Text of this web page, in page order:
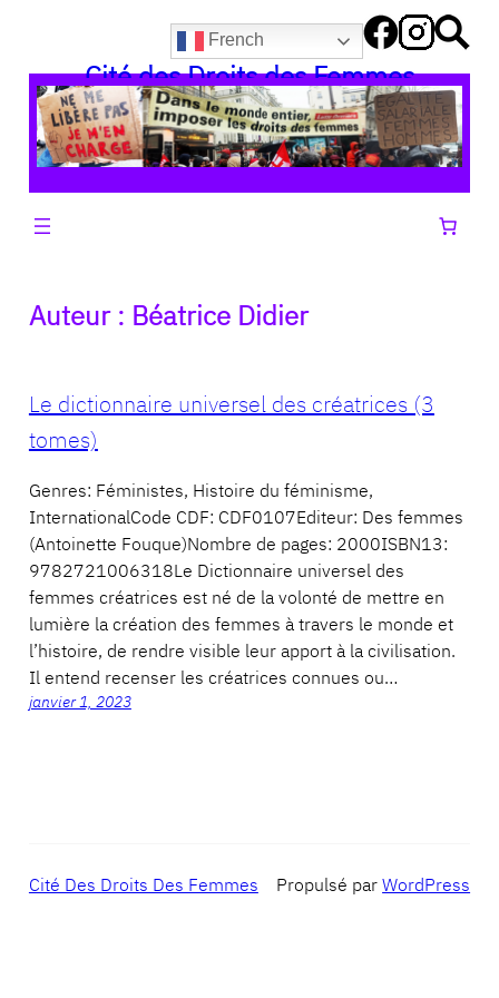
contenu
French
Cité des Droits des Femmes
Auteur : Béatrice Didier
Le dictionnaire universel des créatrices (3
tomes)
Genres: Féministes, Histoire du féminisme,
InternationalCode CDF: CDF0107Editeur: Des femmes
(Antoinette Fouque)Nombre de pages: 2000ISBN13:
9782721006318Le Dictionnaire universel des
femmes créatrices est né de la volonté de mettre en
lumière la création des femmes à travers le monde et
l’histoire, de rendre visible leur apport à la civilisation.
Il entend recenser les créatrices connues ou…
janvier 1, 2023
Cité Des Droits Des Femmes Propulsé parWordPress